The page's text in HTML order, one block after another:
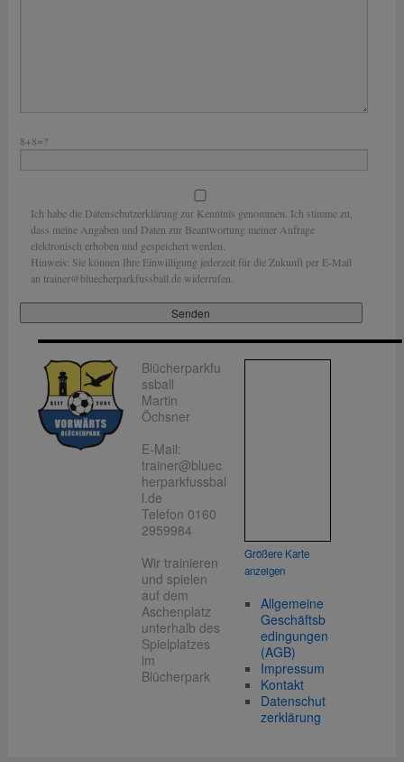
8+8=?
Ich habe die Datenschutzerklärung zur Kenntnis genommen. Ich stimme zu,
dass meine Angaben und Daten zur Beantwortung meiner Anfrage
elektronisch erhoben und gespeichert werden.
Hinweis: Sie können Ihre Einwilligung jederzeit für die Zukunft per E-Mail
an trainer@bluecherparkfussball.de widerrufen.
Blücherparkfu
ssball
Martin
Öchsner
E-Mail:
trainer@bluec
herparkfussbal
l.de
Telefon 0160
2959984
Wir trainieren
und spielen
auf dem
Aschenplatz
unterhalb des
Spielplatzes
im
Blücherpark
Größere Karte
anzeigen
Allgemeine
Geschäftsb
edingungen
(AGB)
Impressum
Kontakt
Datenschut
zerklärung